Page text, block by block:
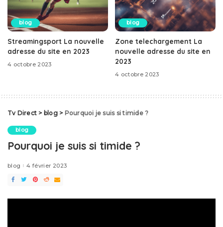
blog
Streamingsport La nouvelle
adresse du site en 2023
4 octobre 2023
blog
Zone telechargement La
nouvelle adresse du site en
2023
4 octobre 2023
Tv Direct > blog> Pourquoi je suis si timide ?
blog
Pourquoi je suis si timide ?
blog 4 février 2023